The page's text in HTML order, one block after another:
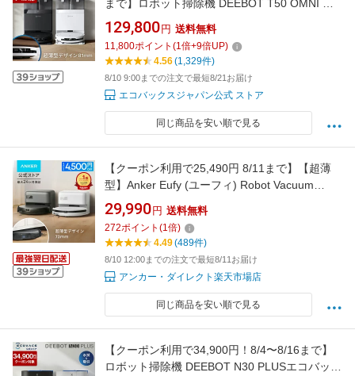
まで】ロボット掃除機 DEEBOT T50 OMNI エ
コバックス 公式 ECOVACS お掃除ロボット 掃
除機 自動掃除機 掃除ロボット 高性能 マッピン
グ機能 自動ゴミ収集 水拭き お掃除 メーカー保
証最大24ヶ月 2025 エコバッグス 母の日 父の
日
129,800 円 送料無料
11,800ポイント (1倍+9倍UP)
4.56(1,329件)
8/10 9:00までの注文で最短8/21お届け
エコバックスジャパン公式 ストア
同じ商品を安い順で見る
【クーポン利用で25,490円 8/11まで】【超薄
型】Anker Eufy (ユーフィ) Robot Vacuum
Auto-Empty C10 (ロボット掃除機) 【自動ゴミ
収集ステーション 伸縮サイドブラシ 毛絡み除
去システム レーザーマッピング アプリ操作 落
下防止 薄型 小型 時短家電 新生活 引越し】
29,990 円 送料無料
272ポイント (1倍)
4.49(489件)
8/10 12:00までの注文で最短8/11お届け
アンカー・ダイレクト楽天市場店
同じ商品を安い順で見る
【クーポン利用で34,900円！8/4〜8/16まで】
ロボット掃除機 DEEBOT N30 PLUSエコバック